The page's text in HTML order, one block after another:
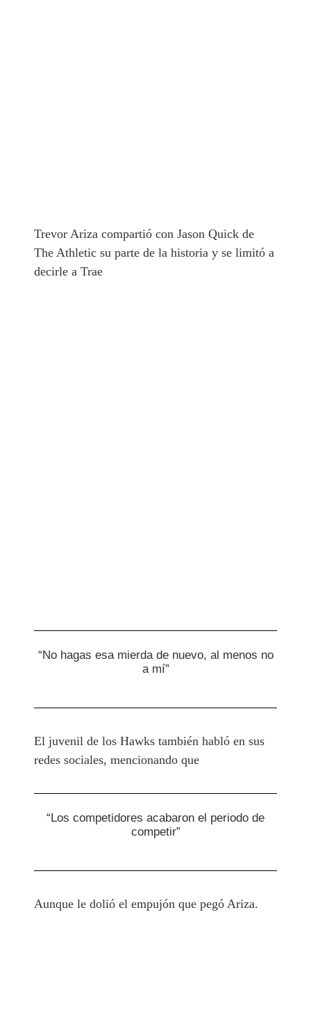
Trevor Ariza compartió con Jason Quick de
The Athletic su parte de la historia y se limitó a
decirle a Trae
“No hagas esa mierda de nuevo, al menos no
a mí”
El juvenil de los Hawks también habló en sus
redes sociales, mencionando que
“Los competidores acabaron el periodo de
competir”
Aunque le dolió el empujón que pegó Ariza.